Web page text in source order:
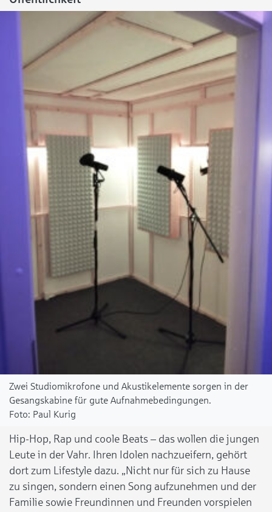
Zwei Studiomikrofone und Akustikelemente sorgen in der
Gesangskabine für gute Aufnahmebedingungen.
Paul Kurig
Hip-Hop, Rap und coole Beats – das wollen die jungen
Leute in der Vahr. Ihren Idolen nachzueifern, gehört
dort zum Lifestyle dazu. „Nicht nur für sich zu Hause
zu singen, sondern einen Song aufzunehmen und der
Familie sowie Freundinnen und Freunden vorspielen